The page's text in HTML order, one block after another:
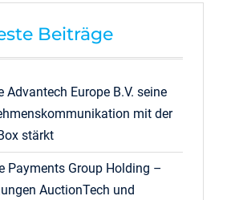
Beiträge
Advantech Europe B.V. seine
mit der
stärkt
Payments Group Holding –
AuctionTech und